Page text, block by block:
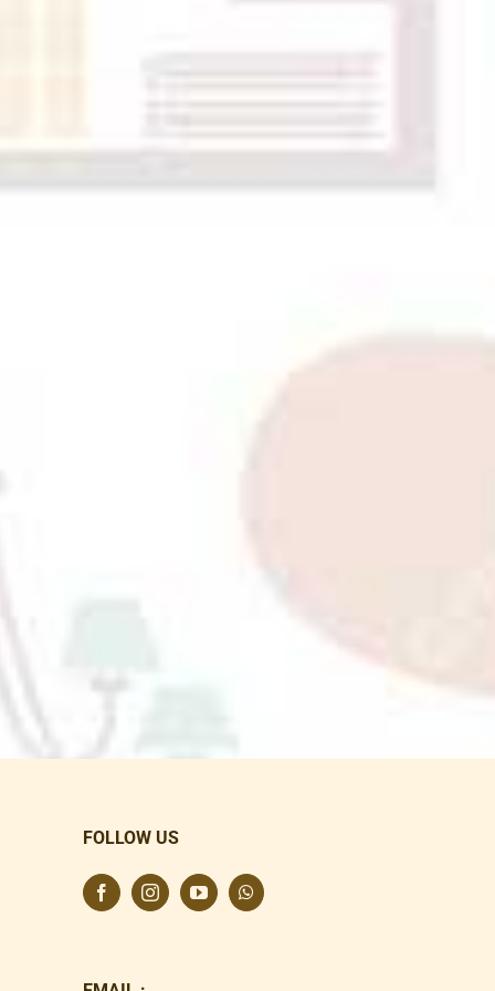
FOLLOW US